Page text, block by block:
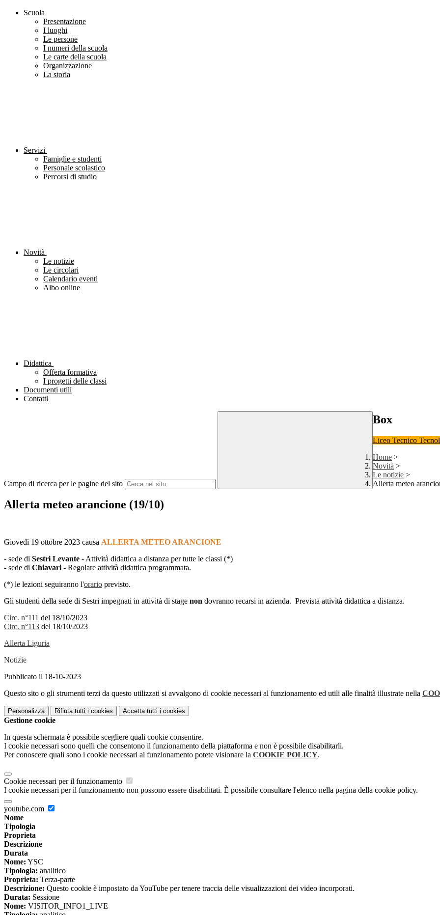
Scuola
Presentazione
I luoghi
Le persone
I numeri della scuola
Le carte della scuola
Organizzazione
La storia
Servizi
Famiglie e studenti
Personale scolastico
Percorsi di studio
Novità
Le notizie
Le circolari
Calendario eventi
Albo online
Didattica
Offerta formativa
I progetti delle classi
Documenti utili
Contatti
Campo di ricerca per le pagine del sito
Box
Liceo Tecnico
Home >
Novità >
Le notizie >
Allerta meteo
Allerta meteo arancione (19/10)
Giovedì 19 ottobre 2023 causa ALLERTA METEO ARANCIONE
- sede di Sestri Levante - Attività didattica a distanza per tutte le classi (*)
- sede di Chiavari - Regolare attività didattica programmata.
(*) le lezioni seguiranno l'orario previsto.
Gli studenti della sede di Sestri impegnati in attività di stage non dovranno recarsi in azienda. Prevista attività didattica a distanza.
Circ. n°111 del 18/10/2023
Circ. n°113 del 18/10/2023
Allerta Liguria
Notizie
Pubblicato il 18-10-2023
Questo sito o gli strumenti terzi da questo utilizzati si avvalgono di cookie necessari al funzionamento ed utili alle finalità illustrate nella
Personalizza Rifiuta tutti i cookies Accetta tutti i cookies
Gestione cookie
In questa schermata è possibile scegliere quali cookie consentire.
I cookie necessari sono quelli che consentono il funzionamento della piattaforma e non è possibile disabilitarli.
Per conoscere quali sono i cookie necessari al funzionamento potete visionare la COOKIE POLICY.
Cookie necessari per il funzionamento
I cookie necessari per il funzionamento non possono essere disabilitati. È possibile consultare l'elenco nella pagina della cookie policy.
youtube.com
Nome
Tipologia
Proprieta
Descrizione
Durata
Nome: YSC
Tipologia: analitico
Proprieta: Terza-parte
Descrizione: Questo cookie è impostato da YouTube per tenere traccia delle visualizzazioni dei video incorporati.
Durata: Sessione
Nome: VISITOR_INFO1_LIVE